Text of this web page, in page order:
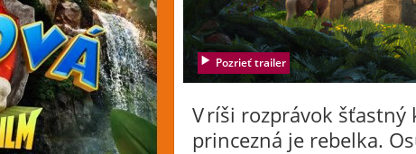
Pozrieť trailer
V ríši rozprávok
princezná je rebelka.